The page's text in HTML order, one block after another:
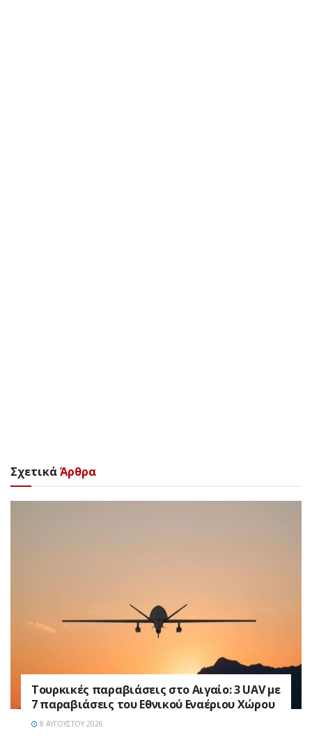
ΣχετικάΆρθρα
Τουρκικές παραβιάσεις στο Αιγαίο: 3 UAV με
7 παραβιάσεις του Εθνικού Εναέριου Χώρου
8 ΑΥΓΟΎΣΤΟΥ 2026